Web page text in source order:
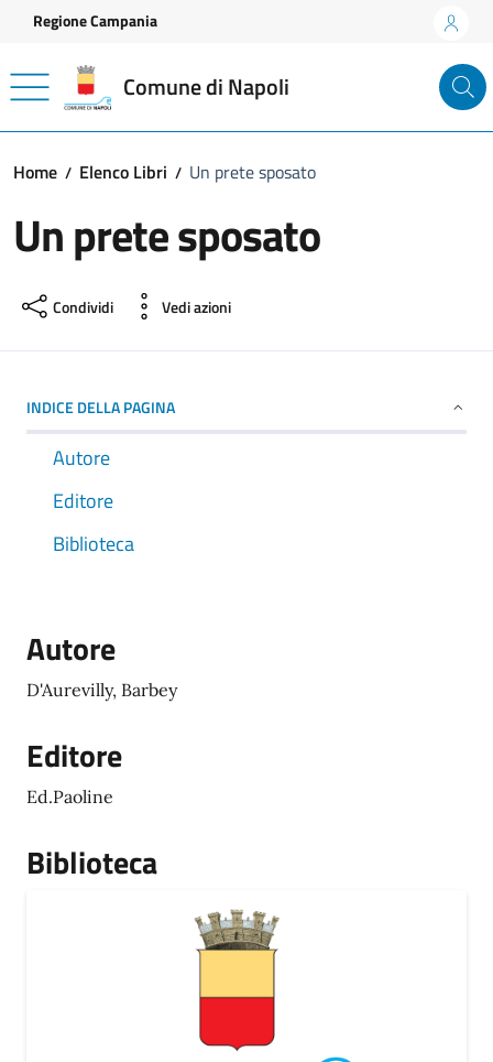
Vai ai contenuti
Vai al footer
Regione Campania
Comune di Napoli
Home Elenco Libri Un prete sposato
Un prete sposato
Condividi Vedi azioni
INDICE DELLA PAGINA
Autore
Editore
Biblioteca
Autore
D'Aurevilly, Barbey
Editore
Ed.Paoline
Biblioteca